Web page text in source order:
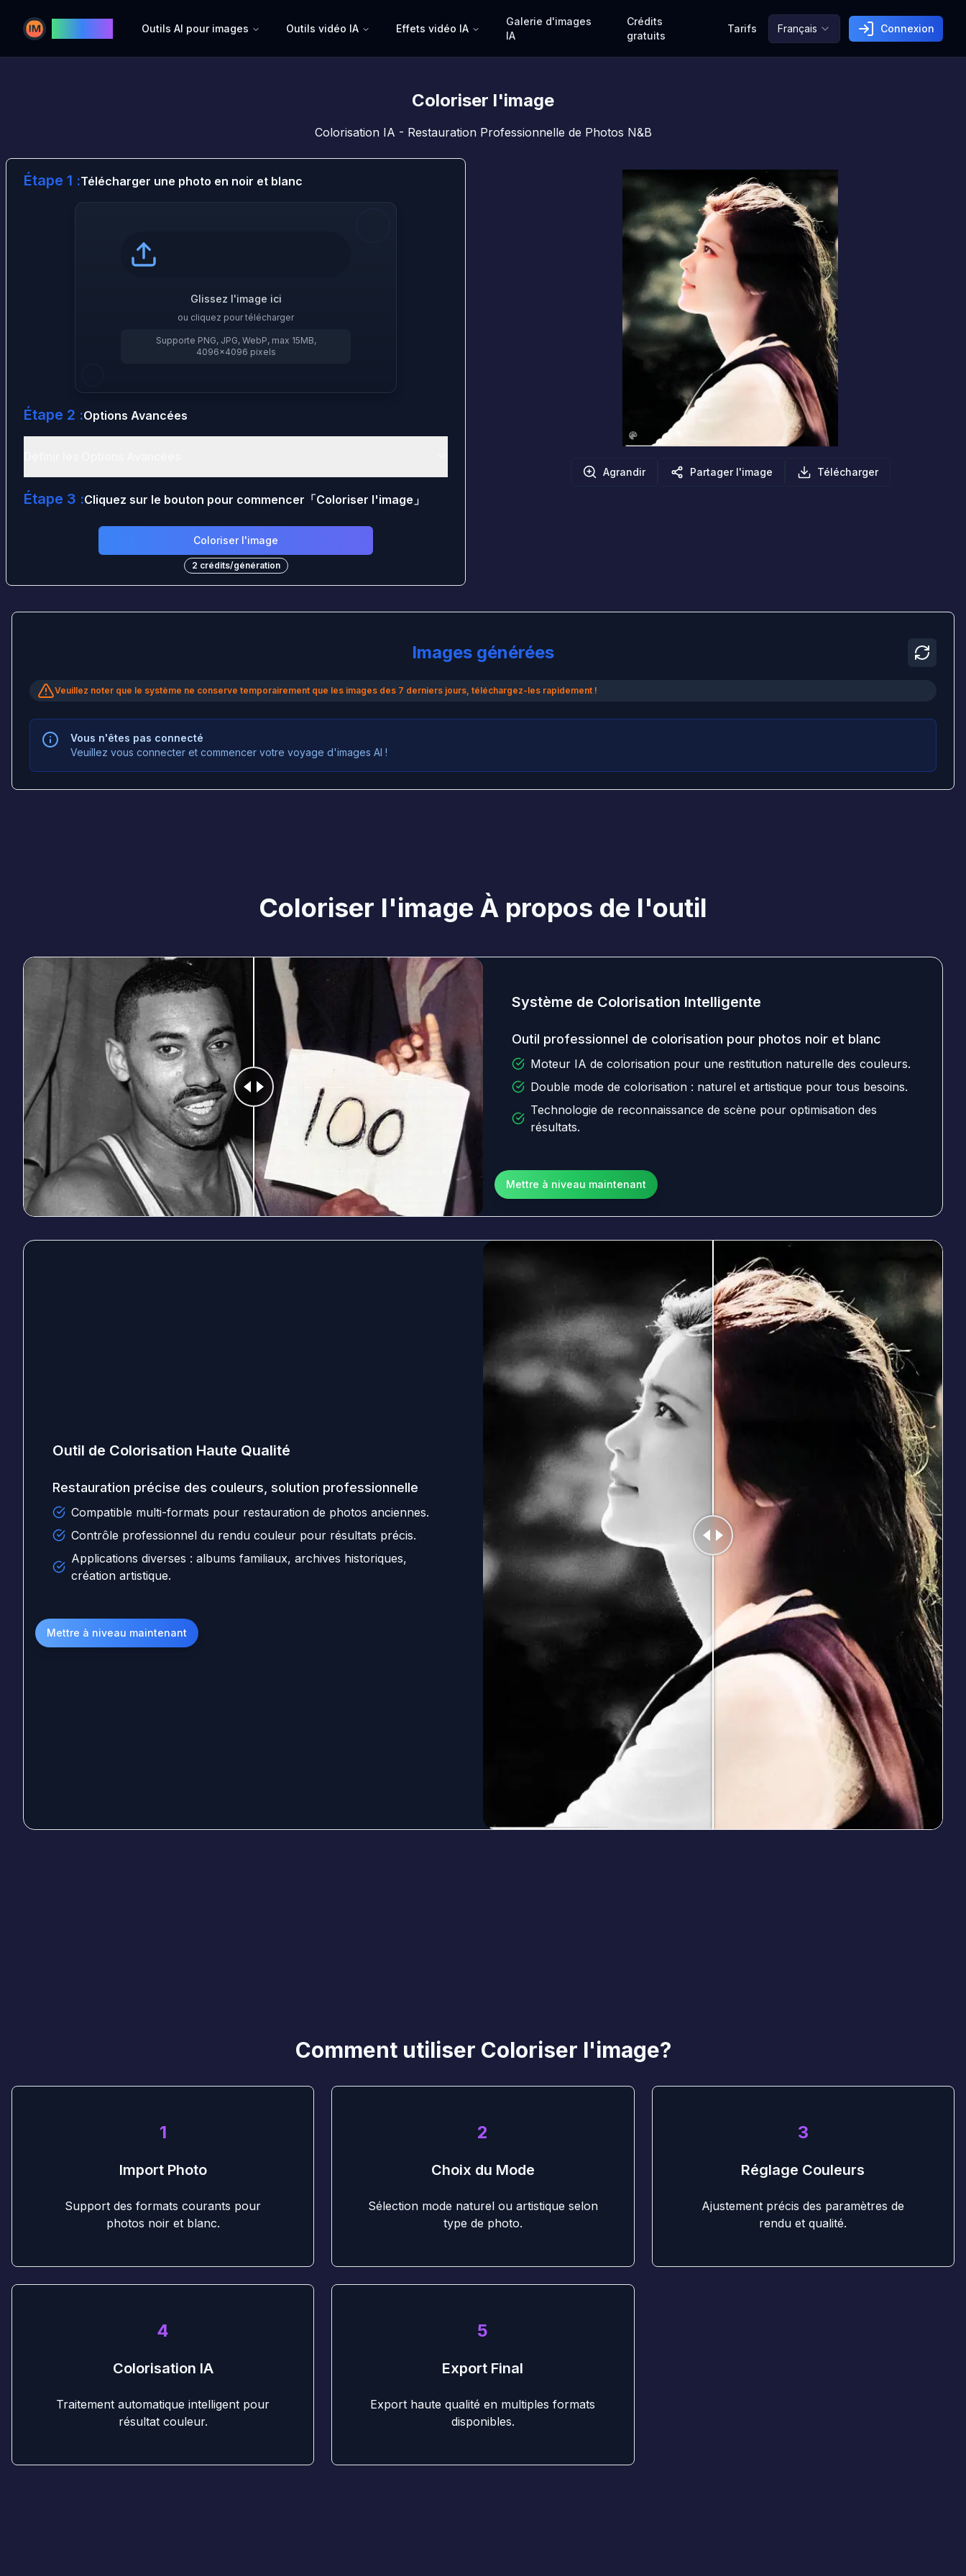
Image AI
Outils AI pour images Outils vidéo IA Effets vidéo IA
Galerie d'images
IA
Crédits
gratuits
Tarifs Français Connexion
Coloriser l'image
Colorisation IA - Restauration Professionnelle de Photos N&B
Étape 1 :Télécharger une photo en noir et blanc
Glissez l'image ici
ou cliquez pour télécharger
Supporte PNG, JPG, WebP, max 15MB,
4096×4096 pixels
Étape 2 :Options Avancées
Étape 3 :Cliquez sur le bouton pour commencer 「Coloriser l'image 」
Coloriser l'image
2 crédits/génération
Agrandir Partager l'image Télécharger
Images générées
Veuillez noter que le système ne conserve temporairement que les images des 7 derniers jours, téléchargez-les rapidement !
Vous n'êtes pas connecté
Veuillez vous connecter et commencer votre voyage d'images AI !
Coloriser l'image À propos de l'outil
Système de Colorisation Intelligente
Outil professionnel de colorisation pour photos noir et blanc
Moteur IA de colorisation pour une restitution naturelle des couleurs.
Double mode de colorisation : naturel et artistique pour tous besoins.
Technologie de reconnaissance de scène pour optimisation des
résultats.
Mettre à niveau maintenant
Outil de Colorisation Haute Qualité
Restauration précise des couleurs, solution professionnelle
Compatible multi-formats pour restauration de photos anciennes.
Contrôle professionnel du rendu couleur pour résultats précis.
Applications diverses : albums familiaux, archives historiques,
création artistique.
Mettre à niveau maintenant
Comment utiliser Coloriser l'image?
1
Import Photo
Support des formats courants pour
photos noir et blanc.
2
Choix du Mode
Sélection mode naturel ou artistique selon
type de photo.
3
Réglage Couleurs
Ajustement précis des paramètres de
rendu et qualité.
4
Colorisation IA
Traitement automatique intelligent pour
résultat couleur.
5
Export Final
Export haute qualité en multiples formats
disponibles.